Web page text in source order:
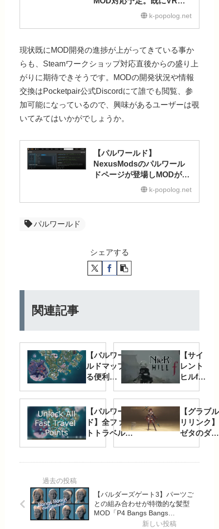
したユーザーも出現k-popolog.net
現状既にMOD開発の進捗が上がってきている事か
らも、Steamワークショップ対応直後からの盛り上
がりに期待できそうです。MODの開発状況や情報
交換はPocketpair公式Discordにて誰でも閲覧、参
加可能になっているので、興味があるユーザーは覗
いてみてはいかがでしょうか。
【パルワールド】
NexusModsのパルワール
ドページが登場しMODが複
k-popolog.net
パルワールド
シェアする
関連記事
【パルワールド】ワー
ルドマップを全開放す
る便利
【サイ
レント
ヒルf】
雛子2B
化MOD
が登
場。た
ルはま
Hill f】
【パルワール
ド】全ファス
トトラベル地
All Fast Travel
【グラブル
リリンク】
ゼタのダー
化
Forte
(Replace
【バルダーズゲート3】パーツご
との組み合わせが特徴的な髪型
MOD「P4 Bangs Bangs